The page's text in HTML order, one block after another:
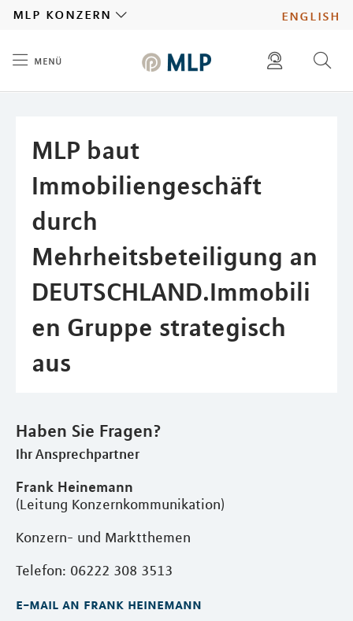
english
mlp konzern
menü
MLP baut
Immobiliengeschäft
durch
Mehrheitsbeteiligung an
DEUTSCHLAND.Immobili
en Gruppe strategisch
aus
Haben Sie Fragen?
Ihr Ansprechpartner
Frank Heinemann
(Leitung Konzernkommunikation)
Konzern- und Marktthemen
Telefon: 06222 308 3513
e-mail an frank heinemann